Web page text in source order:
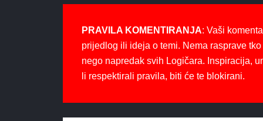
PRAVILA KOMENTIRANJA: Vaši
prijedlog ili ideja o temi. Nema rasprave
nego napredak svih Logičara. Inspiracija,
li respektirali pravila, biti će te blokirani.